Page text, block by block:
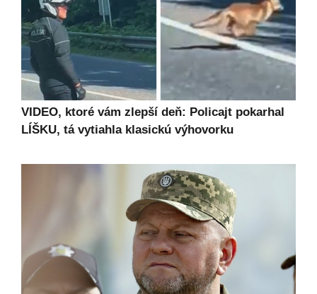
VIDEO, ktoré vám zlepší deň: Policajt pokarhal
LÍŠKU, tá vytiahla klasickú výhovorku